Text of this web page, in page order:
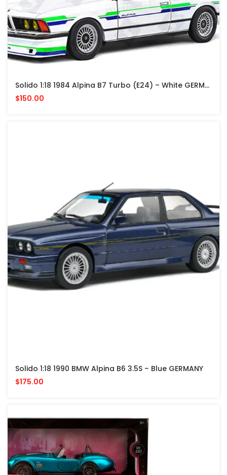
Solido 1:18 1984 Alpina B7 Turbo (E24) – White GERMANY
$150.00
Solido 1:18 1990 BMW Alpina B6 3.5S – Blue GERMANY
$175.00